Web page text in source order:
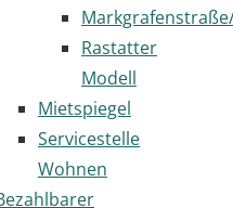
Rastatter
Modell
Mietspiegel
Servicestelle
Wohnen